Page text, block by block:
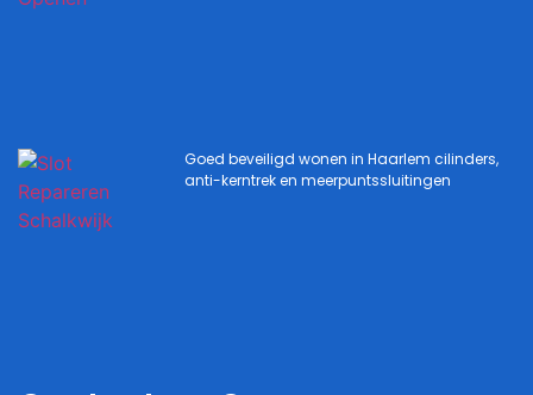
Goed beveiligd wonen in Haarlem cilinders,
anti-kerntrek en meerpuntssluitingen